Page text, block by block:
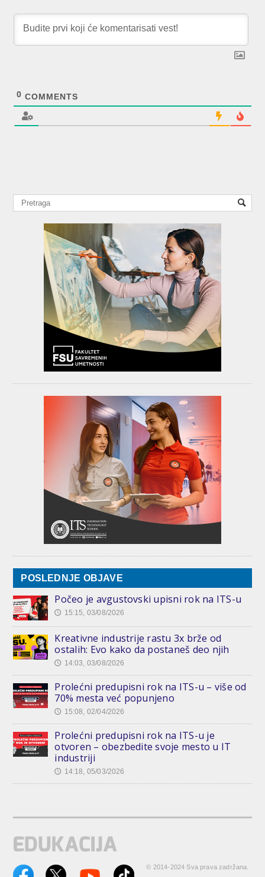
0 COMMENTS
POSLEDNJE OBJAVE
Počeo je avgustovski upisni rok na ITS-u
🕔 15:15, 03/08/2026
Kreativne industrije rastu 3x brže od
ostalih: Evo kako da postaneš deo njih
🕔 14:03, 03/08/2026
Prolećni predupisni rok na ITS-u – više od
70% mesta već popunjeno
🕔 15:08, 02/04/2026
Prolećni predupisni rok na ITS-u je
otvoren – obezbedite svoje mesto u IT
industriji
🕔 14:18, 05/03/2026
© 2014-2024 Sva prava zadržana.